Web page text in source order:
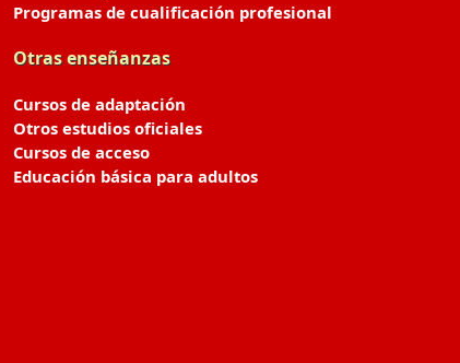
Programas de cualificación profesional
Otras enseñanzas
Cursos de adaptación
Otros estudios oficiales
Cursos de acceso
Educación básica para adultos